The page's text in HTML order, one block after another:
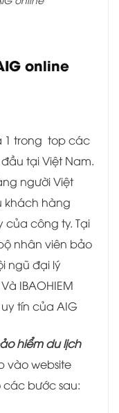
online
1 trong top các
tại Việt Nam.
người Việt
khách hàng
công ty. Tại
nhân viên bảo
ngũ đại lý
IBAOHIEM
tín của AIG
hiểm du lịch
vào website
các bước sau: